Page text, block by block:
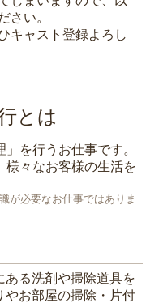
さい。
キャスト登録よろし
とは
」を行うお仕事です。
様々なお客様の生活を
が必要なお仕事ではありま
ある洗剤や掃除道具を
やお部屋の掃除・片付